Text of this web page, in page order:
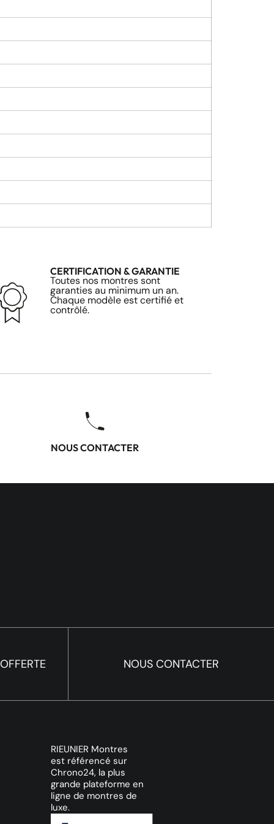
CERTIFICATION & GARANTIE
Toutes nos montres sont
garanties au minimum un an.
Chaque modèle est certifié et
contrôlé.
NOUS CONTACTER
NOUS CONTACTER
RIEUNIER Montres
est référencé sur
Chrono24, la plus
grande plateforme en
ligne de montres de
luxe.